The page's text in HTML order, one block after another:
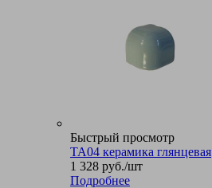
Быстрый просмотр
TA04 керамика глянцевая
1 328 руб./шт
Подробнее